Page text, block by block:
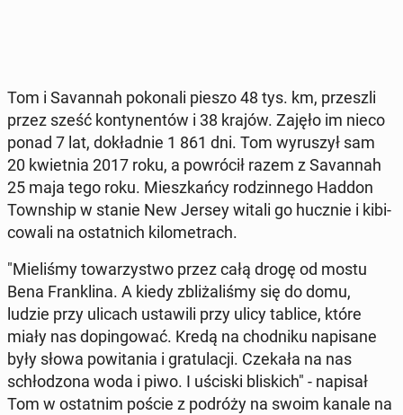
Tom i Sa­van­nah po­ko­na­li pieszo 48 tys. km, prze­szli
przez sześć kon­ty­nen­tów i 38 krajów. Zajęło im nieco
ponad 7 lat, do­kład­nie 1 861 dni. Tom wy­ru­szył sam
20 kwiet­nia 2017 roku, a po­wró­cił razem z Sa­van­nah
25 maja tego roku. Miesz­kań­cy ro­dzin­ne­go Haddon
Town­ship w stanie New Jersey witali go hucznie i ki­bi­
co­wa­li na ostat­nich ki­lo­me­trach.
"Mie­li­śmy to­wa­rzy­stwo przez całą drogę od mostu
Bena Fran­kli­na. A kiedy zbli­ża­li­śmy się do domu,
ludzie przy ulicach usta­wi­li przy ulicy tablice, które
miały nas do­pin­go­wać. Kredą na chod­ni­ku na­pi­sa­ne
były słowa po­wi­ta­nia i gra­tu­la­cji. Czekała na nas
schło­dzo­na woda i piwo. I uściski bli­skich" - napisał
Tom w ostat­nim poście z podróży na swoim kanale na